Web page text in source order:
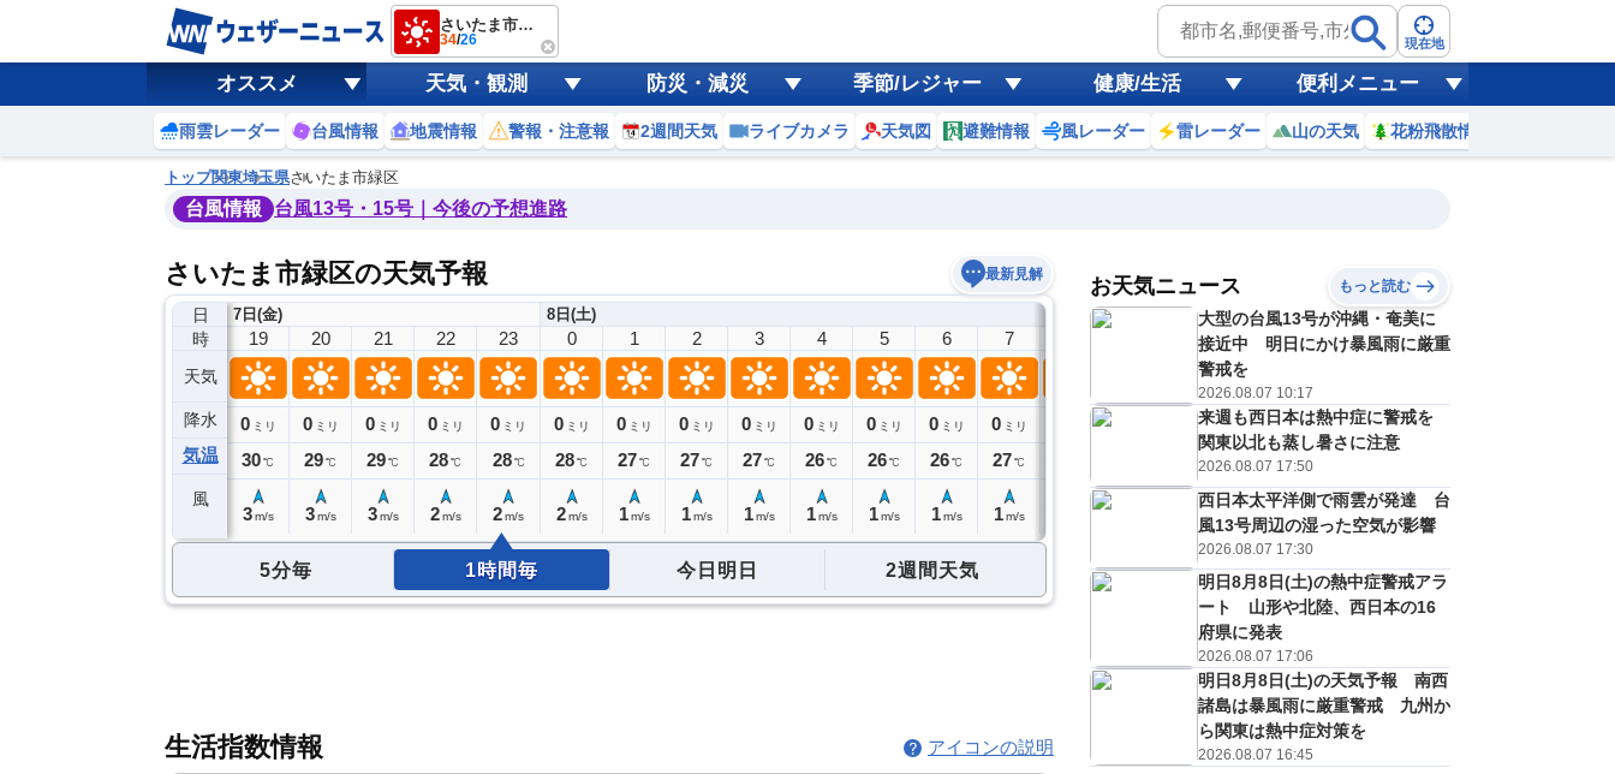
さいたま市緑区
34/26 現在地
オススメ 天気・観測 防災・減災 季節/レジャー 健康/生活 便利メニュー
雨雲レーダー 台風情報 地震情報 警報・注意報 2週間天気 ライブカメラ 天気図 避難情報 風レーダー 雷レーダー 山の天気 花粉飛散情報
トップ関東埼玉県さいたま市緑区
台風情報 台風13号・15号｜今後の予想進路
さいたま市緑区の天気予報 最新見解
日
時
天気
降水
気温
風
7日(金)
18
0ミリ
31℃
19
0 ミリ
30℃
3 m/s
20
0 ミリ
29℃
3 m/s
21
0 ミリ
29℃
3 m/s
22
0 ミリ
28℃
2 m/s
23
0 ミリ
28 ℃
2m/s
8日(土)
0
0 ミリ
28℃
2 m/s
1
0 ミリ
27℃
1 m/s
2
0 ミリ
27℃
1 m/s
3
0 ミリ
27℃
1 m/s
4
0 ミリ
26℃
1 m/s
5
0 ミリ
26℃
1 m/s
6
0 ミリ
26℃
1 m/s
7
0 ミリ
27℃
1 m/s
10
ミリ
℃
m/s
11
0ミリ
32℃
2m/s
12
0ミリ
33
3
13
0ミリ
3m/s
14
0
4
5分毎 1時間毎 今日明日 2週間天気
生活指数情報 アイコンの説明
お天気ニュース もっと読む
大型の台風13号が沖縄・奄美に
接近中 明日にかけ暴風雨に厳重
警戒を
2026.08.07 10:17
来週も西日本は熱中症に警戒を
関東以北も蒸し暑さに注意
2026.08.07 17:50
西日本太平洋側で雨雲が発達 台
風13号周辺の湿った空気が影響
2026.08.07 17:30
明日8月8日(土)の熱中症警戒アラ
ート 山形や北陸、西日本の16
府県に発表
2026.08.07 17:06
明日8月8日(土)の天気予報 南西
諸島は暴風雨に厳重警戒 九州か
ら関東は熱中症対策を
2026.08.07 16:45